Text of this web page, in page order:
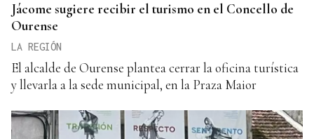
Jácome sugiere recibir el turismo en el Concello de
Ourense
LA REGIÓN
El alcalde de Ourense plantea cerrar la oficina turística
y llevarla a la sede municipal, en la Praza Maior